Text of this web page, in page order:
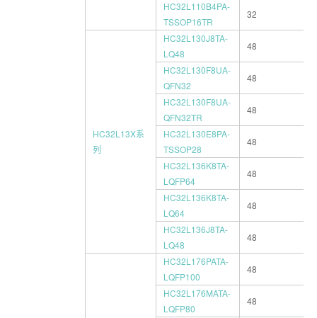
HC32L110B4PA-
TSSOP16TR
32
HC32L13X系
列
HC32L130J8TA-
LQ48
48
HC32L130F8UA-
QFN32
48
HC32L130F8UA-
QFN32TR
48
HC32L130E8PA-
TSSOP28
48
HC32L136K8TA-
LQFP64
48
HC32L136K8TA-
LQ64
48
HC32L136J8TA-
LQ48
48
HC32L176PATA-
LQFP100
48
HC32L176MATA-
LQFP80
48